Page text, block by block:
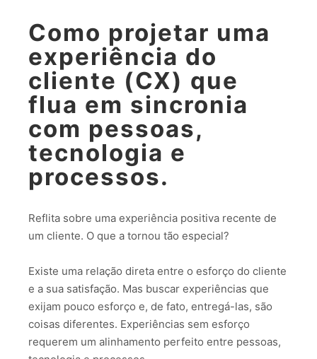
Como projetar uma
experiência do
cliente (CX) que
flua em sincronia
com pessoas,
tecnologia e
processos.
Reflita sobre uma experiência positiva recente de
um cliente. O que a tornou tão especial?
Existe uma relação direta entre o esforço do cliente
e a sua satisfação. Mas buscar experiências que
exijam pouco esforço e, de fato, entregá-las, são
coisas diferentes. Experiências sem esforço
requerem um alinhamento perfeito entre pessoas,